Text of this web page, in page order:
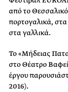
από το
πορτογαλικά,
στα γαλλικά.
Το «Μήδειας
στο Θέατρο
έργου
2016).